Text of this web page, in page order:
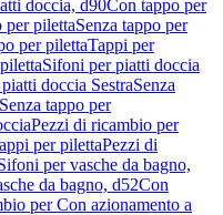
doccia, d90Con tappo per
per pilettaSenza tappo per
per pilettaTappi per
Sifoni per piatti doccia
doccia SestraSenza
tappo per
Pezzi di ricambio per
per pilettaPezzi di
per vasche da bagno,
da bagno, d52Con
per Con azionamento a